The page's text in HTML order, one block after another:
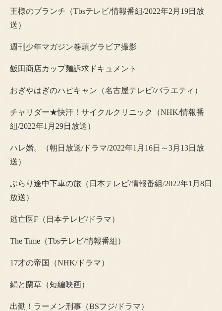
王様のブランチ（Tbsテレビ/情報番組/2022年2月19日放
送）
週刊少年マガジン巻頭グラビア撮影
飯田商店カップ麺訴求ドキュメント
おぎやはぎのハピキャン（名古屋テレビ/バラエティ）
チャリダー★快汗！サイクルクリニック（NHK/情報番
組/2022年1月29日放送）
ハレ婚。（朝日放送/ドラマ/2022年1月16日～3月13日放
送）
ぶらり途中下車の旅（日本テレビ/情報番組/2022年1月8日
放送）
逃亡医F（日本テレビ/ドラマ）
The Time（Tbsテレビ/情報番組）
17才の帝国（NHK/ドラマ）
絹と蘭草（短編映画）
出勤！ラーメン刑事（BSフジ/ドラマ）